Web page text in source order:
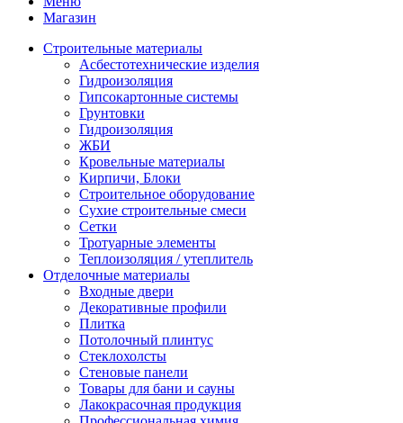
Магазин
Строительные материалы
Асбестотехнические изделия
Гидроизоляция
Гипсокартонные системы
Грунтовки
Гидроизоляция
ЖБИ
Кровельные материалы
Кирпичи, Блоки
Строительное оборудование
Сухие строительные смеси
Сетки
Тротуарные элементы
Теплоизоляция / утеплитель
Отделочные материалы
Входные двери
Декоративные профили
Плитка
Потолочный плинтус
Стеклохолсты
Стеновые панели
Товары для бани и сауны
Лакокрасочная продукция